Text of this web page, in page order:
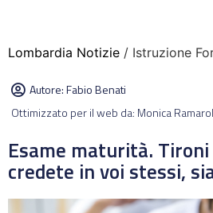
Lombardia Notizie / Istruzione
Autore:Fabio Benati
Ottimizzato per il web da: Monica
Esame maturità.
credete in voi stessi,